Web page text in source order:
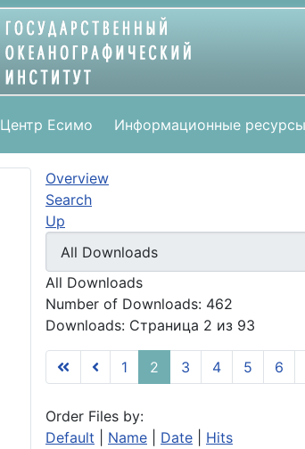
Центр Есимо Информационные ресурсы
Overview
Search
Up
All Downloads
Number of Downloads: 462
Downloads: Страница 2 из 93
1 2 3 4 5 6
Order Files by:
Default
Name Date
Hits